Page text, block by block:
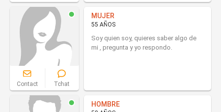
Contact Tchat
MUJER
55 AÑOS
Soy quien soy, quieres saber algo de
mi , pregunta y yo respondo.
HOMBRE